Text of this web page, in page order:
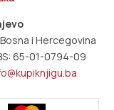
i Hercegovina
65-01-0794-09